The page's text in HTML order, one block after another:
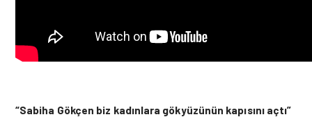
“Sabiha Gökçen biz kadınlara gökyüzünün kapısını açtı”